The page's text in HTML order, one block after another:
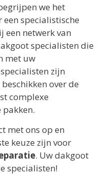
we het
een specialistische
een netwerk van
specialisten die
met uw
zijn
over de
complexe
met ons op en
keuze zijn voor
. Uw dakgoot
specialisten!